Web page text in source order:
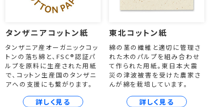
タンザニアコットン紙
タンザニア産オーガニックコッ
トンの落ち綿と、FSC®認証パ
ルプを原料に生産された用紙
で、コットン生産国のタンザニ
アへの支援にも繋がります。
詳しく見る
東北コットン紙
綿の茎の繊維と適切に管理さ
れた木のパルプを組み合わせ
て作られた用紙。東日本大震
災の津波被害を受けた農家さ
んが綿を栽培しています。
詳しく見る